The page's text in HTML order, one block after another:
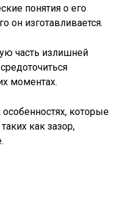
понятия о его
он изготавливается.
часть излишней
моментах.
которые
как зазор,